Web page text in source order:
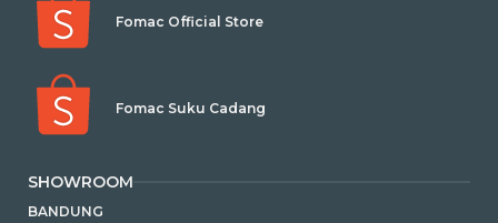
Fomac Official Store
Fomac Suku Cadang
SHOWROOM
BANDUNG